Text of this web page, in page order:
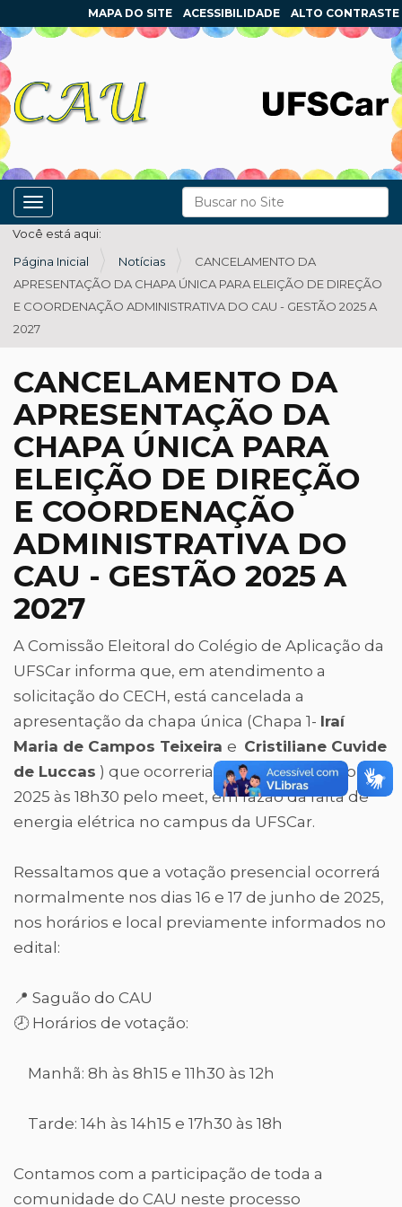
Busca
Busca Avançada…
MAPA DO SITE ACESSIBILIDADE ALTO CONTRASTE
Toggle navigation
Você está aqui:
Página Inicial
Notícias
CANCELAMENTO DA
APRESENTAÇÃO DA CHAPA ÚNICA PARA ELEIÇÃO DE DIREÇÃO
E COORDENAÇÃO ADMINISTRATIVA DO CAU - GESTÃO 2025 A
2027
CANCELAMENTO DA
APRESENTAÇÃO DA
CHAPA ÚNICA PARA
ELEIÇÃO DE DIREÇÃO
E COORDENAÇÃO
ADMINISTRATIVA DO
CAU - GESTÃO 2025 A
2027
A Comissão Eleitoral do Colégio de Aplicação da
UFSCar informa que, em atendimento a
solicitação do CECH, está cancelada a
apresentação da chapa única (Chapa 1- Iraí
Maria de Campos Teixeira e Cristiliane Cuvide
de Luccas ) que ocorreria no dia 13 de junho de
2025 às 18h30 pelo meet, em razão da falta de
energia elétrica no campus da UFSCar.
Ressaltamos que a votação presencial ocorrerá
normalmente nos dias 16 e 17 de junho de 2025,
nos horários e local previamente informados no
edital:
📍 Saguão do CAU
🕗 Horários de votação:
Manhã: 8h às 8h15 e 11h30 às 12h
Tarde: 14h às 14h15 e 17h30 às 18h
Contamos com a participação de toda a
comunidade do CAU neste processo